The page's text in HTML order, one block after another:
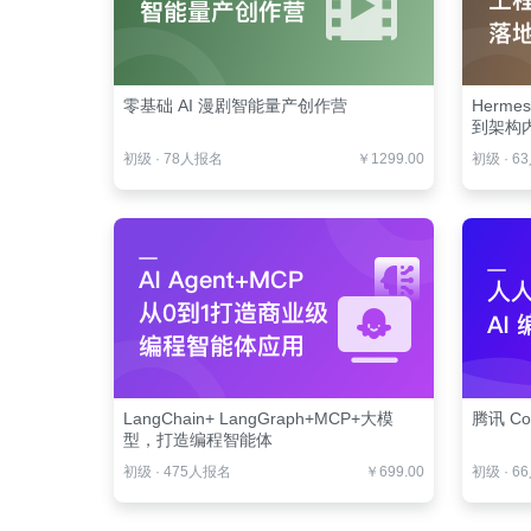
零基础 AI 漫剧智能量产创作营
初级 · 78人报名 ￥1299.00
到架构
初级 · 63
LangChain+ LangGraph+MCP+大模
型，打造编程智能体
初级 · 475人报名 ￥699.00
腾讯
初级 · 66